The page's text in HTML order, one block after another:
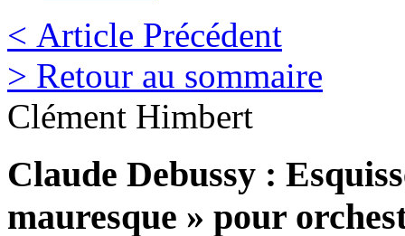
< Article Précédent
> Retour au sommaire
Clément Himbert
Claude Debussy :
mauresque » pour